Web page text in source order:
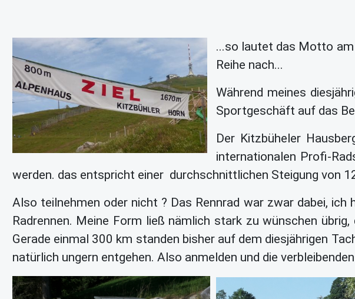
...so lautet das Motto
Reihe nach...
Während meines
Sportgeschäft auf das
Der Kitzbüheler
internationalen Profi-
werden. das entspricht einer durchschnittlichen Steigung von
Also teilnehmen oder nicht ? Das Rennrad war zwar dabei,
Radrennen. Meine Form ließ nämlich stark zu wünschen
Gerade einmal 300 km standen bisher auf dem diesjährigen
natürlich ungern entgehen. Also anmelden und die